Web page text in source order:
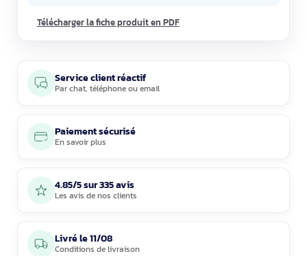
Télécharger la fiche produit en PDF
Service client réactif
Parchat, téléphoneouemail
Paiement sécurisé
En savoir plus
4.85/5 sur 335 avis
Les avis de nos clients
Livré le11/08
Conditions de livraison